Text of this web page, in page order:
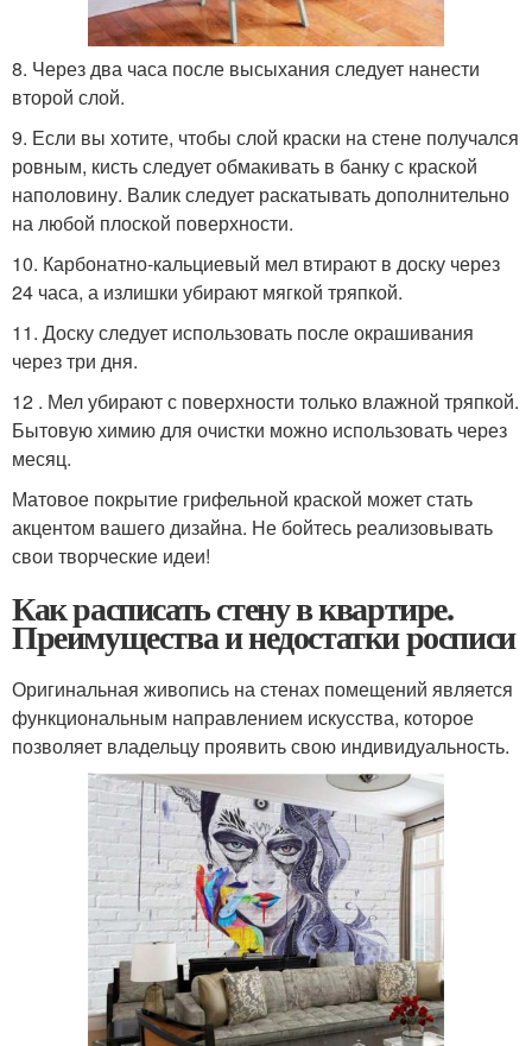
8. Через два часа после высыхания следует нанести
второй слой.
9. Если вы хотите, чтобы слой краски на стене получался
ровным, кисть следует обмакивать в банку с краской
наполовину. Валик следует раскатывать дополнительно
на любой плоской поверхности.
10. Карбонатно-кальциевый мел втирают в доску через
24 часа, а излишки убирают мягкой тряпкой.
11. Доску следует использовать после окрашивания
через три дня.
12 . Мел убирают с поверхности только влажной тряпкой.
Бытовую химию для очистки можно использовать через
месяц.
Матовое покрытие грифельной краской может стать
акцентом вашего дизайна. Не бойтесь реализовывать
свои творческие идеи!
Как расписать стену в квартире.
Преимущества и недостатки росписи
Оригинальная живопись на стенах помещений является
функциональным направлением искусства, которое
позволяет владельцу проявить свою индивидуальность.